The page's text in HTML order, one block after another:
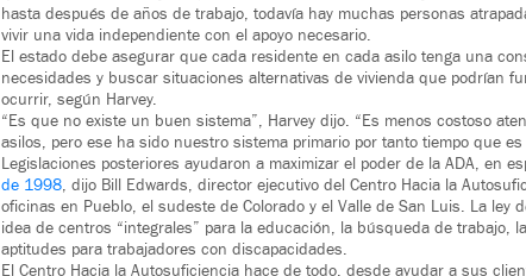
hasta después de años de trabajo, todavía hay muchas personas
vivir una vida independiente con el apoyo necesario.
El estado debe asegurar que cada residente en cada asilo tenga una
necesidades y buscar situaciones alternativas de vivienda que podrían
ocurrir, según Harvey.
“Es que no existe un buen sistema”, Harvey dijo. “Es menos costoso
asilos, pero ese ha sido nuestro sistema primario por tanto tiempo que
Legislaciones posteriores ayudaron a maximizar el poder de la ADA, en
de 1998, dijo Bill Edwards, director ejecutivo del Centro Hacia la
oficinas en Pueblo, el sudeste de Colorado y el Valle de San Luis. La ley
idea de centros “integrales” para la educación, la búsqueda de trabajo,
aptitudes para trabajadores con discapacidades.
El Centro Hacia la Autosuficiencia hace de todo, desde ayudar a sus